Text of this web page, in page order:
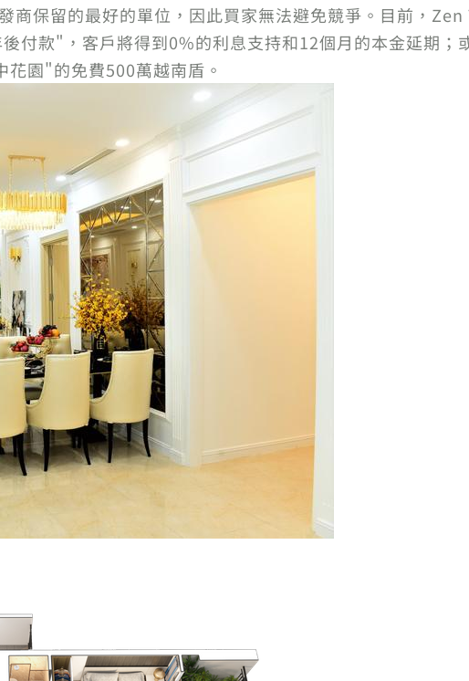
商保留的最好的單位，因此買家無法避免競爭。目前，
付款"，客戶將得到0%的利息支持和12個月的本金延期；
園"的免費500萬越南盾。